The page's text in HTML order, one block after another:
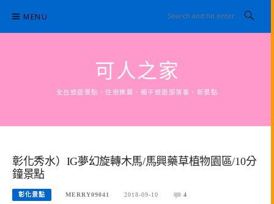
content
MENU
可人之家
全台旅遊景點，住宿推薦、親子旅遊部落客、新景點
彰化秀水）IG夢幻旋轉木馬/馬興藥草植物園區/10分
鐘景點
彰化景點 MERRY09041 2018-09-10 4